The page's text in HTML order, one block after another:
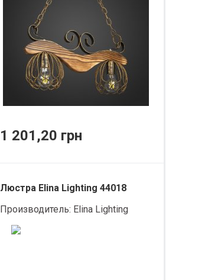
1 201,20 грн
Люстра Elina Lighting 44018
Производитель: Elina Lighting